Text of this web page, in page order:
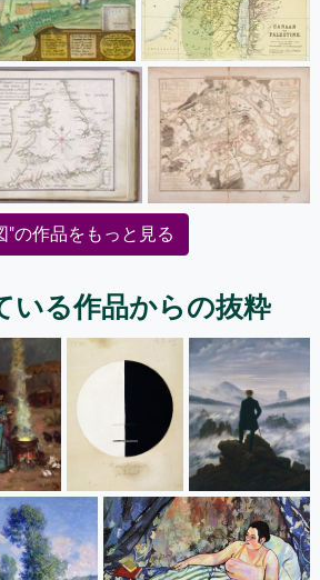
"の作品をもっと見る
いる作品からの抜粋